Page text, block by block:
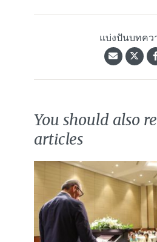
แบ่งปันบทคว
You should also
articles